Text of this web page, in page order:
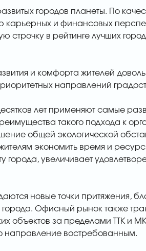
городов планеты. По
карьерных и финансовых
строчку в рейтинге лучших
и комфорта жителей
направлений
лет применяют самые
такого подхода к
общей экологической
экономить время и ресурс
города, увеличивает
новые точки притяжения,
Офисный рынок также
объектов за пределами ТТК и
направление востребованным.